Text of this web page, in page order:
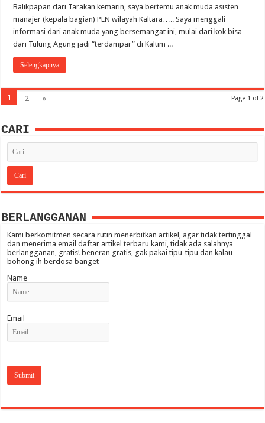
Balikpapan dari Tarakan kemarin, saya bertemu anak muda asisten
manajer (kepala bagian) PLN wilayah Kaltara….. Saya menggali
informasi dari anak muda yang bersemangat ini, mulai dari kok bisa
dari Tulung Agung jadi “terdampar” di Kaltim ...
Selengkapnya
Page 1 of 2
1 2 »
CARI
BERLANGGANAN
Kami berkomitmen secara rutin menerbitkan artikel, agar tidak tertinggal
dan menerima email daftar artikel terbaru kami, tidak ada salahnya
berlangganan, gratis! beneran gratis, gak pakai tipu-tipu dan kalau
bohong ih berdosa banget
Name
Email